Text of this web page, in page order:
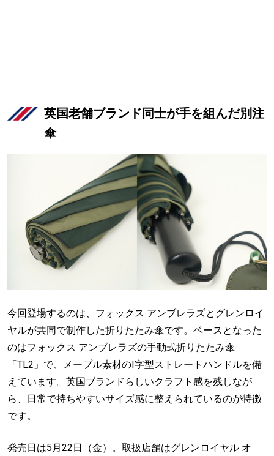
英国老舗ブランド同士が手を組んだ別注
傘
今回登場するのは、フォックス アンブレラズとグレンロイ
ヤルが共同で制作した折りたたみ傘です。ベースとなった
のはフォックス アンブレラズの手動式折りたたみ傘
「TL2」で、メープル素材のI字型ストレートハンドルを備
えています。英国ブランドらしいクラフト感を残しなが
ら、日常で持ちやすいサイズ感に整えられているのが特徴
です。
発売日は5月22日（金）。取扱店舗はグレンロイヤル オ